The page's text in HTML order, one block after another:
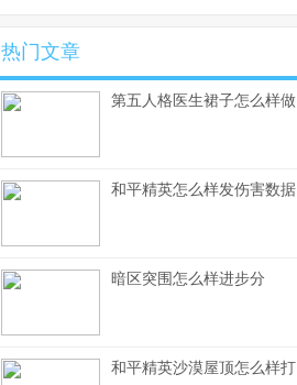
热门文章
第五人格医生裙子怎么样做
和平精英怎么样发伤害数据
暗区突围怎么样进步分
和平精英沙漠屋顶怎么样打